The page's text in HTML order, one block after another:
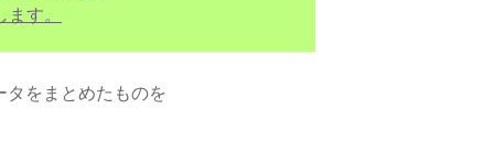
す。
をまとめたものを